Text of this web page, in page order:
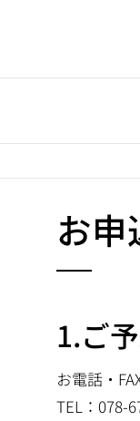
お申
1.ご
お電話・
TEL：078-